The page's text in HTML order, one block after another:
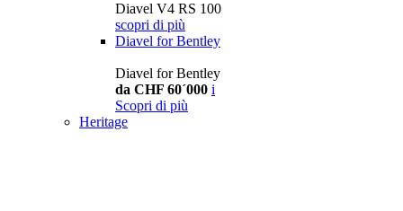
Diavel V4 RS 100
scopri di più
Diavel for Bentley
Diavel for Bentley
da CHF 60´000 i
Scopri di più
Heritage